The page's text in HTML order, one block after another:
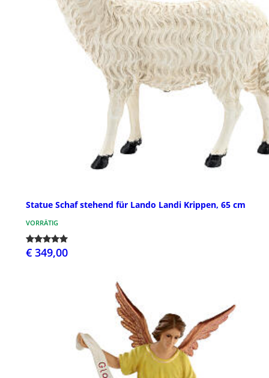
Statue Schaf stehend für Lando Landi Krippen, 65 cm
VORRÄTIG
€ 349,00